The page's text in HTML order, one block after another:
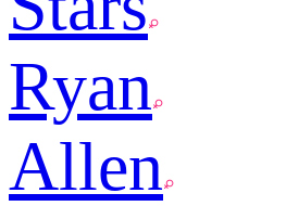
Ryan
Allen